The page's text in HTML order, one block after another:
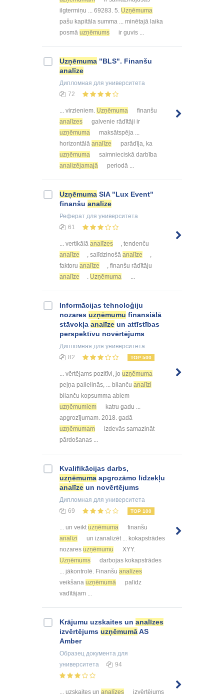
ilgtermiņu ... 69283. 5. Uzņēmuma
pašu kapitāla summa ... minētajā laika
posmā uzņēmums ir guvis ...
Uzņēmuma "BLS". Finanšu
analīze
Дипломная для университета
72
... virzieniem. Uzņēmuma
finanšu
analīzes
galvenie rādītāji ir
uzņēmuma
maksātspēja ...
horizontālā analīze
parādīja, ka
uzņēmuma
saimnieciskā darbība
analizējamajā
periodā ...
Uzņēmuma SIA "Lux Event"
finanšu analīze
Реферат для университета
61
... vertikālā analīzes
, tendenču
analīze
, salīdzinošā analīze
,
faktoru analīze
, finanšu rādītāju
analīze
. Uzņēmuma ...
Informācijas tehnoloģiju
nozares uzņēmumu finansiālā
stāvokļa analīze un attīstības
perspektīvu novērtējums
Дипломная для университета
82
TOP 500
... vērtējams pozitīvi, jo uzņēmuma
peļņa palielinās, ... bilanču analīzi
bilanču kopsumma abiem
uzņēmumiem
katru gadu ...
apgrozījumam. 2018. gadā
uzņēmumam
izdevās samazināt
pārdošanas ...
Kvalifikācijas darbs,
uzņēmuma apgrozāmo līdzekļu
analīze un novērtējums
Дипломная для университета
69
TOP 100
... un veiktuzņēmuma
finanšu
analīzi
un izanalizēt ... kokapstrādes
nozares uzņēmumu
XYY.
Uzņēmums
darbojas kokapstrādes
... jākontrolē. Finanšu analīzes
veikšana uzņēmumā
palīdz
vadītājam ...
Krājumu uzskaites un analīzes
izvērtējums uzņēmumāAS
Amber
Образец документа для
университета
94
... uzskaites un analīzes
izvērtējums